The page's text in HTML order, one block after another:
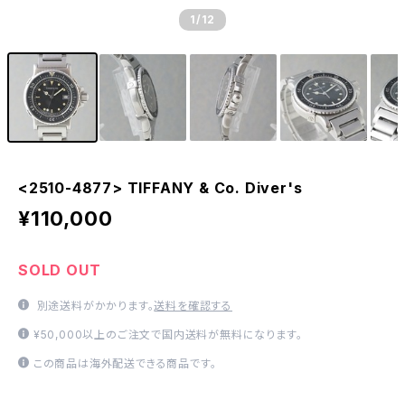
1 /12
<2510-4877> TIFFANY & Co. Diver's
¥110,000
SOLD OUT
別途送料がかかります。送料を確認する
¥50,000以上のご注文で国内送料が無料になります。
この商品は海外配送できる商品です。